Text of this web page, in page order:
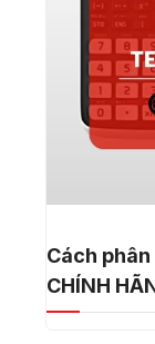
Cách
CHÍNH